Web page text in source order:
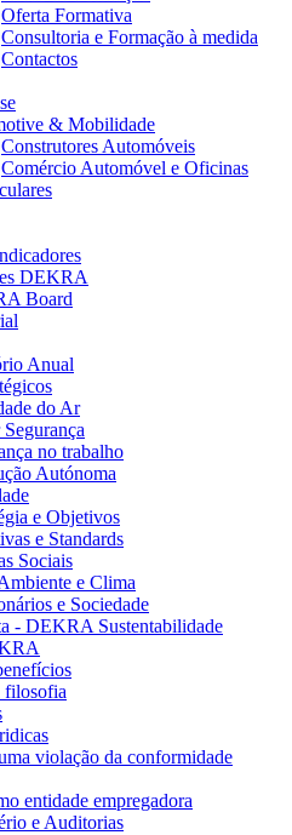
Oferta Formativa
Consultoria e Formação à medida
Contactos
& Mobilidade
Construtores Automóveis
Comércio Automóvel e Oficinas
DEKRA
Board
Anual
do Ar
no trabalho
Autónoma
e Objetivos
e Standards
Sociais
e Clima
e Sociedade
- DEKRA Sustentabilidade
filosofia
violação da conformidade
entidade empregadora
e Auditorias